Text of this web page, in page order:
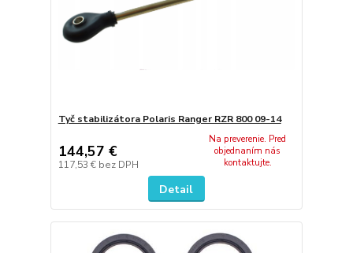
Tyč stabilizátora Polaris Ranger RZR 800 09-14
144,57 €
117,53 € bez DPH
Na preverenie. Pred
objednaním nás
kontaktujte.
Detail